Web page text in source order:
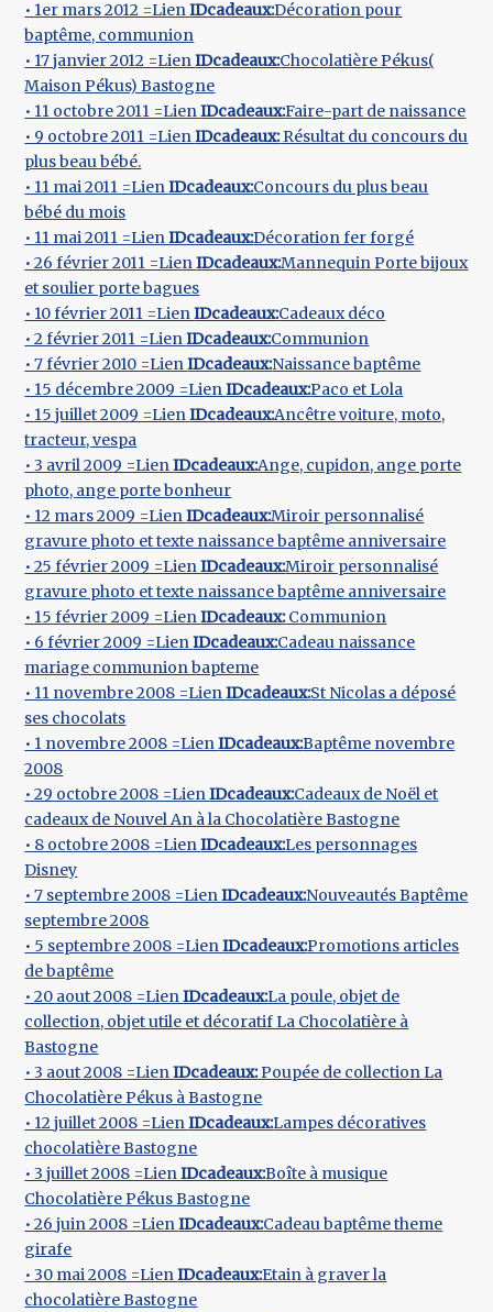
• 1er mars 2012 =LienIDcadeaux:Décoration pour
baptême, communion
• 17 janvier 2012 =LienIDcadeaux:Chocolatière Pékus(
Maison Pékus) Bastogne
• 11 octobre 2011 =LienIDcadeaux:Faire-part de naissance
• 9 octobre 2011 =LienIDcadeaux:Résultat du concours du
plus beau bébé.
• 11 mai 2011 =LienIDcadeaux:Concours du plus beau
bébé du mois
• 11 mai 2011 =LienIDcadeaux:Décoration fer forgé
• 26 février 2011 =LienIDcadeaux:Mannequin Porte bijoux
et soulier porte bagues
• 10 février 2011 =LienIDcadeaux:Cadeaux déco
• 2 février 2011 =LienIDcadeaux:Communion
• 7 février 2010 =LienIDcadeaux:Naissance baptême
• 15 décembre 2009 =LienIDcadeaux:Paco et Lola
• 15 juillet 2009 =LienIDcadeaux:Ancêtre voiture, moto,
tracteur, vespa
• 3 avril 2009 =LienIDcadeaux:Ange, cupidon, ange porte
photo, ange porte bonheur
• 12 mars 2009 =LienIDcadeaux:Miroir personnalisé
gravure photo et texte naissance baptême anniversaire
• 25 février 2009 =LienIDcadeaux:Miroir personnalisé
gravure photo et texte naissance baptême anniversaire
• 15 février 2009 =LienIDcadeaux:Communion
• 6 février 2009 =LienIDcadeaux:Cadeau naissance
mariage communion bapteme
• 11 novembre 2008 =LienIDcadeaux:St Nicolas a déposé
ses chocolats
• 1 novembre 2008 =LienIDcadeaux:Baptême novembre
2008
• 29 octobre 2008 =LienIDcadeaux:Cadeaux de Noël et
cadeaux de Nouvel An à la Chocolatière Bastogne
• 8 octobre 2008 =LienIDcadeaux:Les personnages
Disney
• 7 septembre 2008 =LienIDcadeaux:Nouveautés Baptême
septembre 2008
• 5 septembre 2008 =LienIDcadeaux:Promotions articles
de baptême
• 20 aout 2008 =LienIDcadeaux:La poule, objet de
collection, objet utile et décoratif La Chocolatière à
Bastogne
• 3 aout 2008 =LienIDcadeaux:Poupée de collection La
Chocolatière Pékus à Bastogne
• 12 juillet 2008 =LienIDcadeaux:Lampes décoratives
chocolatière Bastogne
• 3 juillet 2008 =LienIDcadeaux:Boîte à musique
Chocolatière Pékus Bastogne
• 26 juin 2008 =LienIDcadeaux:Cadeau baptême theme
girafe
• 30 mai 2008 =LienIDcadeaux:Etain à graver la
chocolatière Bastogne